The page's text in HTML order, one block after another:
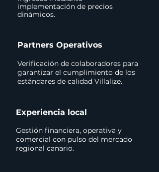
implementación de precios
dinámicos.
Partners Operativos
Verificación de colaboradores para
garantizar el cumplimiento de los
estándares de calidad Villalize.
Experiencia local
Gestión financiera, operativa y
comercial con pulso del mercado
regional canario.